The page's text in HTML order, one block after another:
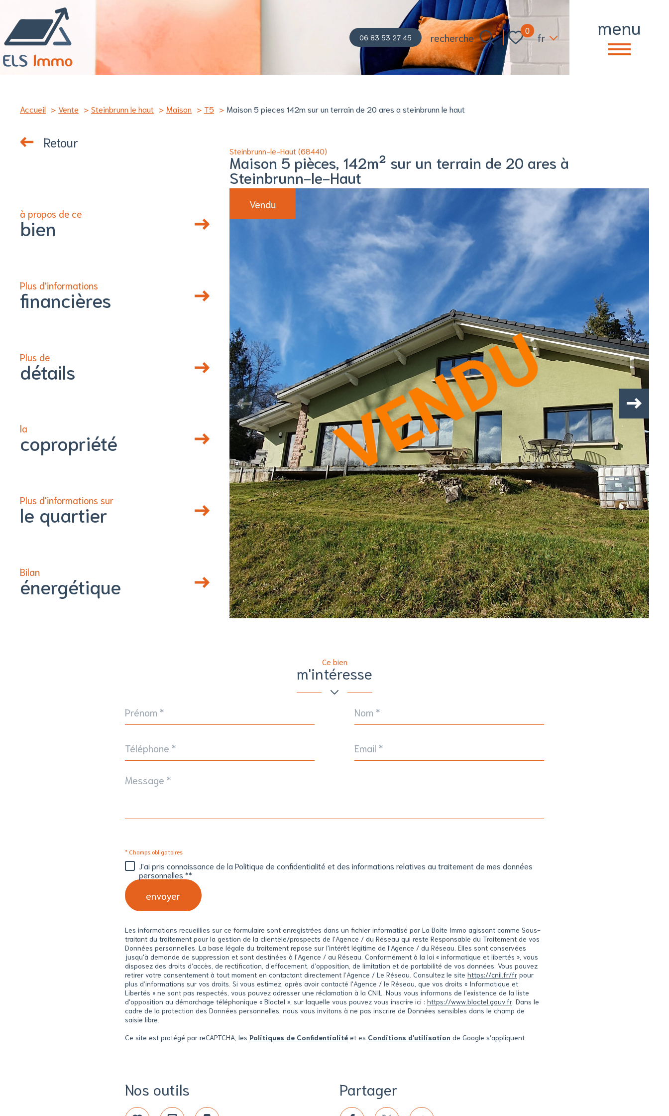
menu
06 83 53 27 45
0 Langue
fr
Accueil Vente Steinbrunn le haut Maison T5 Maison 5 pieces 142m sur un terrain de 20 ares a steinbrunn le haut
Retour
Steinbrunn-le-Haut (68440)
Maison 5 pièces, 142m² sur un terrain de 20 ares à
Steinbrunn-le-Haut
à propos de ce
bien
Plus d'informations
financières
Plus de
détails
la
copropriété
Plus d'informations sur
le quartier
Bilan
énergétique
Vendu
Ce bien
m'intéresse
Prénom
*
Nom
*
Téléphone
*
Email
*
Message
* Champs obligatoires
J'ai pris connaissance de la Politique de confidentialité et des informations relatives au traitement de mes données
personnelles **
envoyer
Les informations recueillies sur ce formulaire sont enregistrées dans un fichier informatisé par La Boite Immo agissant comme Sous-
traitant du traitement pour la gestion de la clientèle/prospects de l'Agence / du Réseau qui reste Responsable du Traitement de vos
Données personnelles. La base légale du traitement repose sur l'intérêt légitime de l'Agence / du Réseau. Elles sont conservées
jusqu'à demande de suppression et sont destinées à l'Agence / au Réseau. Conformément à la loi « informatique et libertés », vous
disposez des droits d’accès, de rectification, d’effacement, d’opposition, de limitation et de portabilité de vos données. Vous pouvez
retirer votre consentement à tout moment en contactant directement l’Agence / Le Réseau. Consultez le site https://cnil.fr/fr pour
plus d’informations sur vos droits. Si vous estimez, après avoir contacté l'Agence / le Réseau, que vos droits « Informatique et
Libertés » ne sont pas respectés, vous pouvez adresser une réclamation à la CNIL. Nous vous informons de l’existence de la liste
d'opposition au démarchage téléphonique « Bloctel », sur laquelle vous pouvez vous inscrire ici : https://www.bloctel.gouv.fr . Dans le
cadre de la protection des Données personnelles, nous vous invitons à ne pas inscrire de Données sensibles dans le champ de
saisie libre.
Ce site est protégé par reCAPTCHA, les Politiques de Confidentialité et es Conditions d'utilisation de Google s'appliquent.
Nos outils Partager